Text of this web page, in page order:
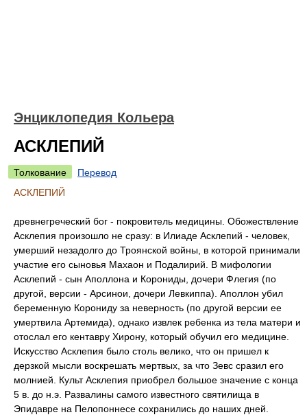
Энциклопедия Кольера
АСКЛЕПИЙ
Толкование
Перевод
АСКЛЕПИЙ
древнегреческий бог - покровитель медицины. Обожествление
Асклепия произошло не сразу: в Илиаде Асклепий - человек,
умерший незадолго до Троянской войны, в которой принимали
участие его сыновья Махаон и Подалирий. В мифологии
Асклепий - сын Аполлона и Корониды, дочери Флегия (по
другой, версии - Арсинои, дочери Левкиппа). Аполлон убил
беременную Корониду за неверность (по другой версии ее
умертвила Артемида), однако извлек ребенка из тела матери и
отослал его кентавру Хирону, который обучил его медицине.
Искусство Асклепия было столь велико, что он пришел к
дерзкой мысли воскрешать мертвых, за что Зевс сразил его
молнией. Культ Асклепия приобрел большое значение с конца
5 в. до н.э. Развалины самого известного святилища в
Эпидавре на Пелопоннесе сохранились до наших дней.